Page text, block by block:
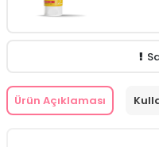
Ürün Açıklaması